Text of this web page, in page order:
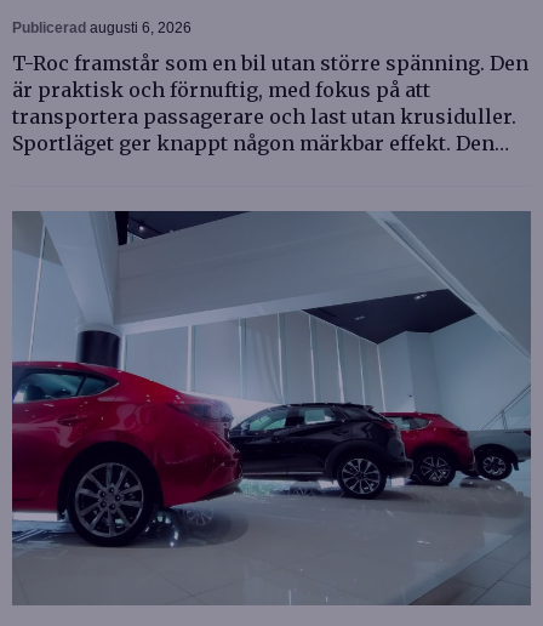
Publicerad augusti 6, 2026
T-Roc framstår som en bil utan större spänning. Den
är praktisk och förnuftig, med fokus på att
transportera passagerare och last utan krusiduller.
Sportläget ger knappt någon märkbar effekt. Den…